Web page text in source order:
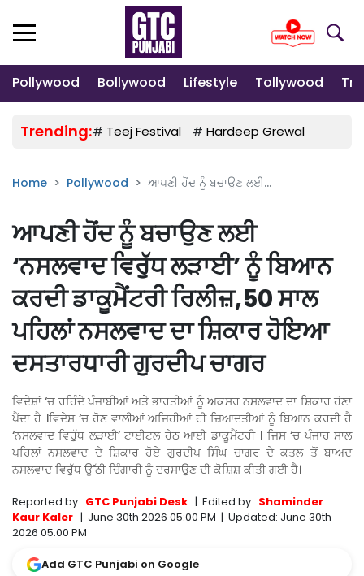
Pollywood Bollywood Lifestyle Tollywood
Trending:# Teej Festival # Hardeep Grewal
Home Pollywood ਆਪਣੀ ਹੋਂਦ ਨੂੰ ਬਚਾਉਣ ਲਈ...
ਆਪਣੀ ਹੋਂਦ ਨੂੰ ਬਚਾਉਣ ਲਈ
‘ਨਸਲਵਾਦ ਵਿਰੁੱਧ ਲੜਾਈ’ ਨੂੰ ਬਿਆਨ
ਕਰਦੀ ਡਾਕੂਮੈਂਟਰੀ ਰਿਲੀਜ਼,50 ਸਾਲ
ਪਹਿਲਾਂ ਨਸਲਵਾਦ ਦਾ ਸ਼ਿਕਾਰ ਹੋਇਆ
ਦਸਤਾਰਧਾਰੀ ਗੁਰਦੀਪ ਚਾਗਰ
ਵਿਦੇਸ਼ਾਂ ‘ਚ ਰਹਿੰਦੇ ਪੰਜਾਬੀਆਂ ਅਤੇ ਭਾਰਤੀਆਂ ਨੂੰ ਅਕਸਰ ਨਸਲਵਾਦ ਦਾ ਸ਼ਿਕਾਰ ਹੋਣਾ
ਪੈਂਦਾ ਹੈ ।ਵਿਦੇਸ਼ ‘ਚ ਹੋਣ ਵਾਲੀਆਂ ਅਜਿਹੀਆਂ ਹੀ ਜ਼ਿਆਦਤੀਆਂ ਨੂੰ ਬਿਆਨ ਕਰਦੀ ਹੈ
‘ਨਸਲਵਾਦ ਵਿਰੁੱਧ ਲੜਾਈ’ ਟਾਈਟਲ ਹੇਠ ਆਈ ਡਾਕੂਮੈਂਟਰੀ । ਜਿਸ ‘ਚ ਪੰਜਾਹ ਸਾਲ
ਪਹਿਲਾਂ ਨਸਲਵਾਦ ਦੇ ਸ਼ਿਕਾਰ ਹੋਏ ਗੁਰਦੀਪ ਸਿੰਘ ਚਾਗਰ ਦੇ ਕਤਲ ਤੋਂ ਬਾਅਦ
ਨਸਲਵਾਦ ਵਿਰੁੱਧ ਉੱਠੀ ਚਿੰਗਾਰੀ ਨੂੰ ਦਰਸਾਉਣ ਦੀ ਕੋਸ਼ਿਸ਼ ਕੀਤੀ ਗਈ ਹੈ।
Reported by: GTC Punjabi Desk | Edited by: Shaminder
Kaur Kaler | June 30th 2026 05:00 PM | Updated: June 30th
2026 05:00 PM
Add GTC Punjabi on Google